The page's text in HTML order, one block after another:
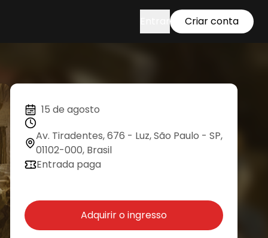
Criar conta
15 de agosto
Av. Tiradentes, 676 - Luz, São Paulo - SP,
01102-000, Brasil
Entrada paga
Adquirir o ingresso